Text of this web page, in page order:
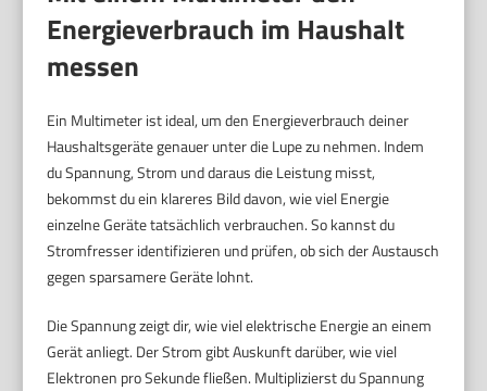
Energieverbrauch im Haushalt
messen
Ein Multimeter ist ideal, um den Energieverbrauch deiner
Haushaltsgeräte genauer unter die Lupe zu nehmen. Indem
du Spannung, Strom und daraus die Leistung misst,
bekommst du ein klareres Bild davon, wie viel Energie
einzelne Geräte tatsächlich verbrauchen. So kannst du
Stromfresser identifizieren und prüfen, ob sich der Austausch
gegen sparsamere Geräte lohnt.
Die Spannung zeigt dir, wie viel elektrische Energie an einem
Gerät anliegt. Der Strom gibt Auskunft darüber, wie viel
Elektronen pro Sekunde fließen. Multiplizierst du Spannung